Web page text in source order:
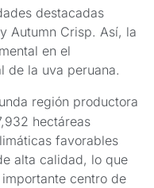
destacadas
Autumn Crisp. Así, la
en el
de la uva peruana.
región productora
hectáreas
favorables
alta calidad, lo que
centro de